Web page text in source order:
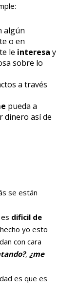
algún
o en
le interesa y
sobre lo
a través
pueda a
dinero así de
se están
dificil de
yo esto
con cara
, ¿me
es que es